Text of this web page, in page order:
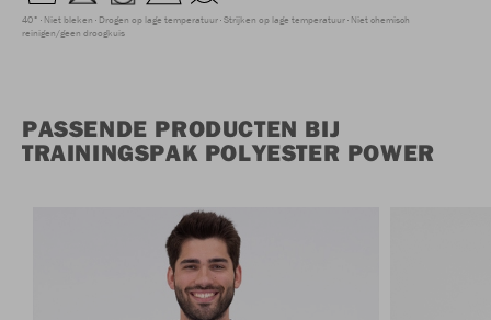
40° Niet bleken Drogen op lage temperatuur Strijken op lage temperatuur Niet chemisch
reinigen/geen droogkuis
PASSENDE PRODUCTEN BIJ
TRAININGSPAK POLYESTER POWER